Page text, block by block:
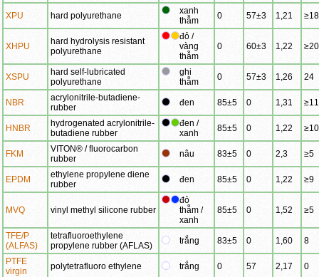
XPU hard polyurethane
xanh
thẫm
0 57±3 1,21 ≥18
XHPU
hard hydrolysis resistant
polyurethane
đỏ /
vàng
thẫm
0 60±3 1,22 ≥20
XSPU
hard self-lubricated
polyurethane
ghi
thẫm
0 57±3 1,26 24
NBR
acrylonitrile-butadiene-
rubber
đen 85±5 0 1,31 ≥11
HNBR
hydrogenated acrylonitrile-
butadiene rubber
đen /
xanh
85±5 0 1,22 ≥10
FKM
VITON® / fluorocarbon
rubber
nâu 83±5 0 2,3 ≥5
EPDM
ethylene propylene diene
rubber
đen 85±5 0 1,22 ≥9
MVQ vinyl methyl silicone rubber
đỏ
thẫm /
xanh
85±5 0 1,52 ≥5
TFE/P
(ALFAS)
tetrafluoroethylene
propylene rubber (AFLAS)
trắng 83±5 0 1,60 8
PTFE
virgin
polytetrafluoro ethylene trắng 0 57 2,17 0